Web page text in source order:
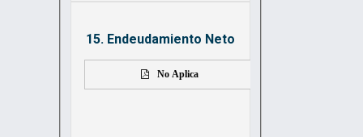
15. Endeudamiento Neto
No Aplica